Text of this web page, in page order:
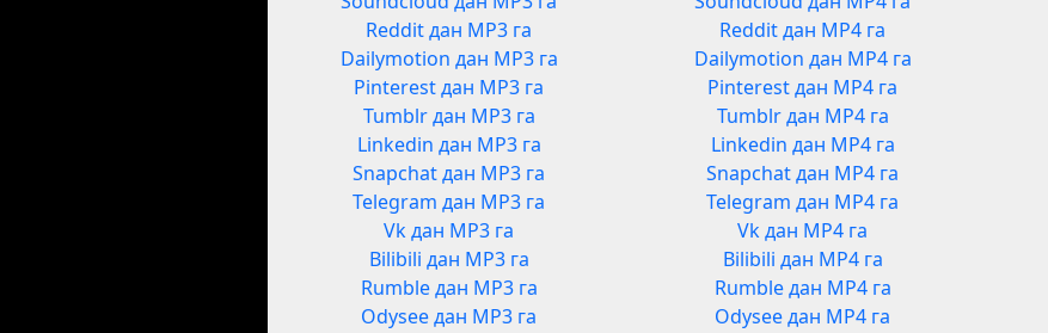
Reddit дан MP3 га
Dailymotion дан MP3 га
Pinterest дан MP3 га
Tumblr дан MP3 га
Linkedin дан MP3 га
Snapchat дан MP3 га
Telegram дан MP3 га
Vk дан MP3 га
Bilibili дан MP3 га
Rumble дан MP3 га
Odysee дан MP3 га
Reddit дан MP4 га
Dailymotion дан MP4 га
Pinterest дан MP4 га
Tumblr дан MP4 га
Linkedin дан MP4 га
Snapchat дан MP4 га
Telegram дан MP4 га
Vk дан MP4 га
Bilibili дан MP4 га
Rumble дан MP4 га
Odysee дан MP4 га